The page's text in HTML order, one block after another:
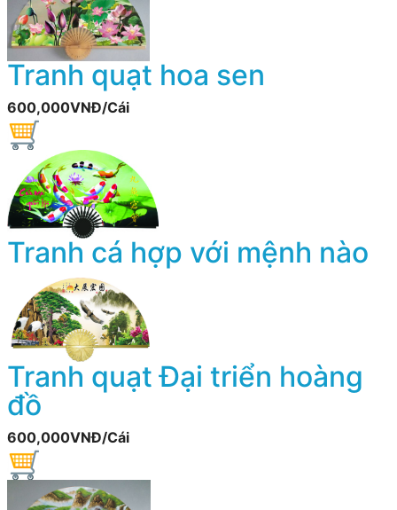
Tranh quạt hoa sen
600,000VNĐ/Cái
Tranh cá hợp với mệnh nào
Tranh quạt Đại triển hoàng
đồ
600,000VNĐ/Cái